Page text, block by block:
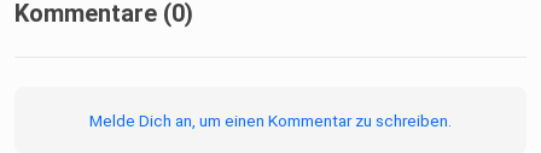
Kommentare (0)
Melde Dich an, um einen Kommentar zu schreiben.